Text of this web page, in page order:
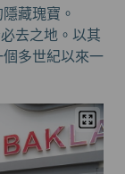
藏瑰寶。
去之地。以其
多世紀以來一